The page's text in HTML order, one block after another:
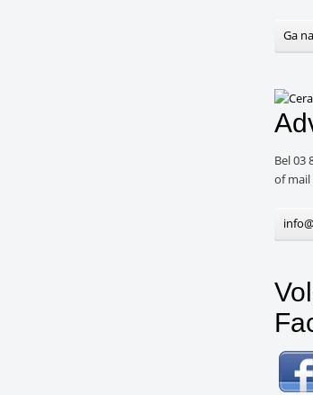
Ga
Bel 03
of